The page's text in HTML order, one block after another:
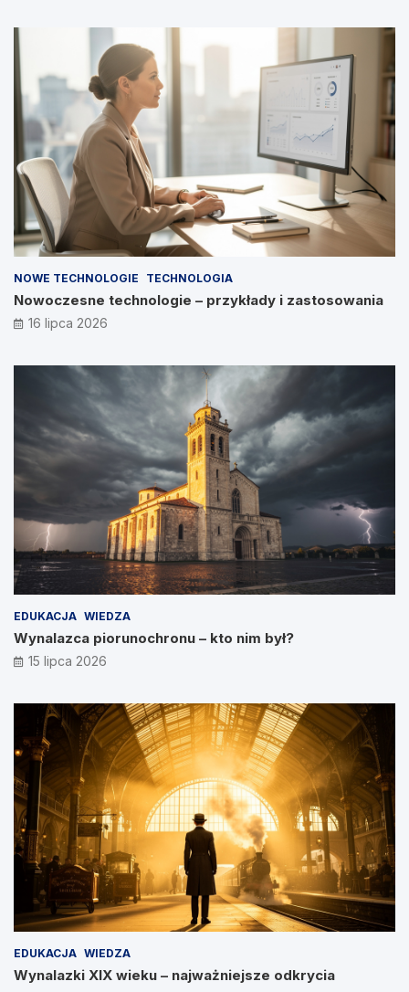
NOWE TECHNOLOGIE TECHNOLOGIA
Nowoczesne technologie – przykłady i zastosowania
16 lipca 2026
EDUKACJA WIEDZA
Wynalazca piorunochronu – kto nim był?
15 lipca 2026
EDUKACJA WIEDZA
Wynalazki XIX wieku – najważniejsze odkrycia